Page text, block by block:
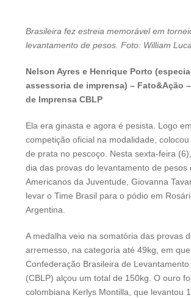
Brasileira fez estreia memorável em
levantamento de pesos. Foto: William
Nelson Ayres e Henrique Porto
assessoria de imprensa) – Fato&Ação
de Imprensa CBLP
Ela era ginasta e agora é pesista. Logo
competição oficial na modalidade,
de prata no pescoço. Nesta sexta-feira
dia das provas do levantamento de pesos
Americanos da Juventude, Giovanna
levar o Time Brasil para o pódio em
Argentina.
A medalha veio na somatória das provas
arremesso, na categoria até 49kg, em
Confederação Brasileira de
(CBLP) alçou um total de 150kg. O ouro
colombiana Kerlys Montilla, que levantou